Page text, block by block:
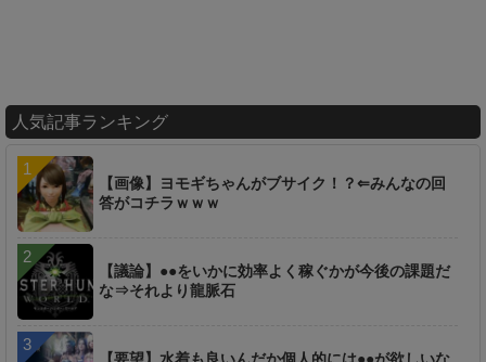
人気記事ランキング
【画像】ヨモギちゃんがブサイク！？⇐みんなの回
答がコチラｗｗｗ
【議論】●●をいかに効率よく稼ぐかが今後の課題だ
な⇒それより龍脈石